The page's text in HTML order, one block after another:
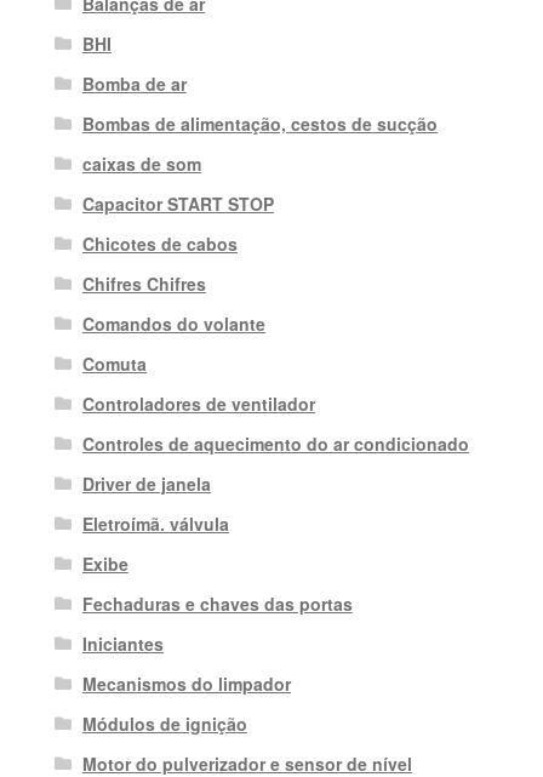
BHI
Bomba de ar
Bombas de alimentação, cestos de sucção
caixas de som
Capacitor START STOP
Chicotes de cabos
Chifres Chifres
Comandos do volante
Comuta
Controladores de ventilador
Controles de aquecimento do ar condicionado
Driver de janela
Eletroímã. válvula
Exibe
Fechaduras e chaves das portas
Iniciantes
Mecanismos do limpador
Módulos de ignição
Motor do pulverizador e sensor de nível